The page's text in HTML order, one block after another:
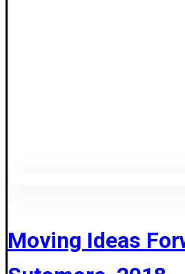
Moving Ideas